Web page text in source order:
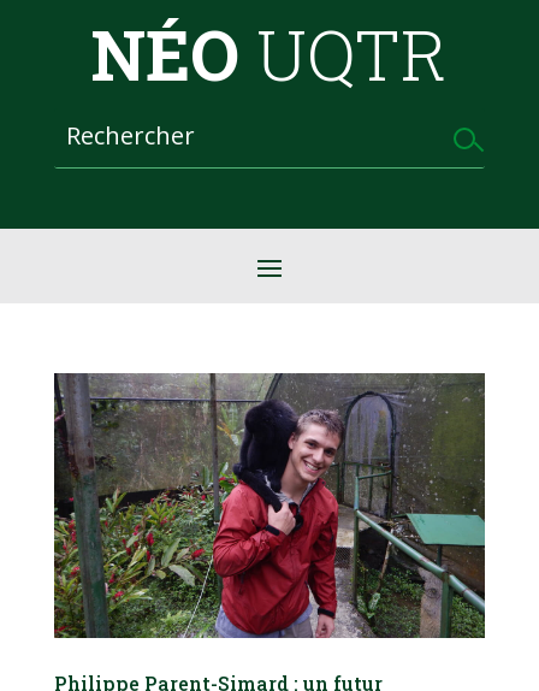
NÉO UQTR
Philippe Parent-Simard : un futur